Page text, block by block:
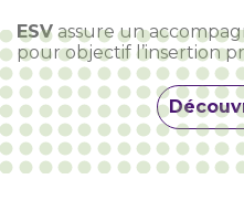
ESV assure un
pour objectif l’insertion